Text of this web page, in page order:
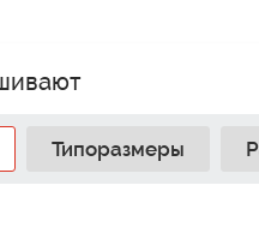
Типоразмеры